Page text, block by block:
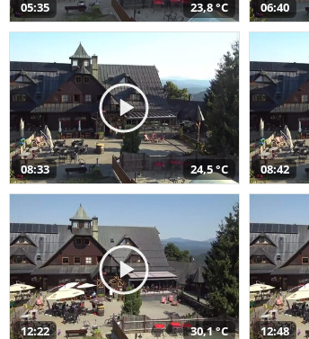
05:35 23,8 °C 06:40
08:33 24,5 °C 08:42
12:22 30,1 °C 12:48